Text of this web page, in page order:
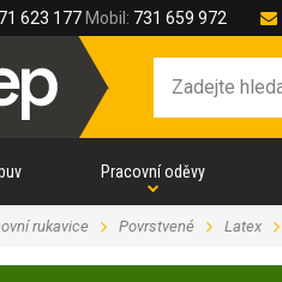
623 177 Mobil: 731 659 972
Pracovní oděvy
rukavice Povrstvené Latex